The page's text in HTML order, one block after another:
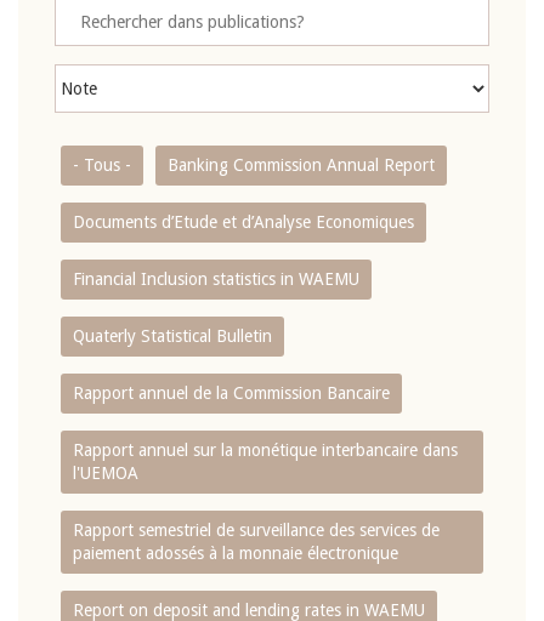
- Tous - Banking Commission Annual Report
Documents d’Etude et d’Analyse Economiques
Financial Inclusion statistics in WAEMU
Quaterly Statistical Bulletin
Rapport annuel de la Commission Bancaire
Rapport annuel sur la monétique interbancaire dans
l'UEMOA
Rapport semestriel de surveillance des services de
paiement adossés à la monnaie électronique
Report on deposit and lending rates in WAEMU